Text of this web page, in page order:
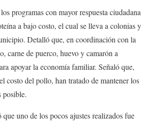
programas con mayor respuesta ciudadana
a bajo costo, el cual se lleva a colonias y
Detalló que, en coordinación con la
carne de puerco, huevo y camarón a
apoyar la economía familiar. Señaló que,
costo del pollo, han tratado de mantener los
posible.
uno de los pocos ajustes realizados fue